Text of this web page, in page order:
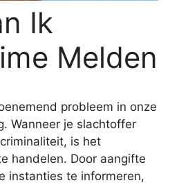
Ik
Melden
probleem in onze
Wanneer je slachtoffer
is het
handelen. Door aangifte
instanties te informeren,